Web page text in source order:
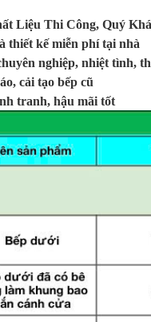
Liệu Thi Công, Quý
thiết kế miễn phí tại nhà
nghiệp, nhiệt tình,
cải tạo bếp cũ
tranh, hậu mãi tốt